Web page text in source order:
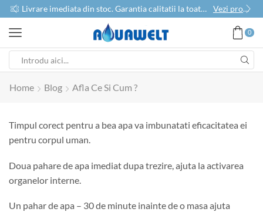
Livrare imediata din stoc. Garantia calitatii la toate produsele Vezi produse
0
Home Blog Afla Ce Si Cum ?
Timpul corect pentru a bea apa va imbunatati eficacitatea ei
pentru corpul uman.
Doua pahare de apa imediat dupa trezire, ajuta la activarea
organelor interne.
Un pahar de apa – 30 de minute inainte de o masa ajuta